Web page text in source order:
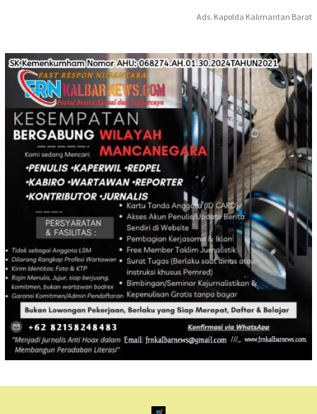
Ads. Kapolda Kalimantan Barat